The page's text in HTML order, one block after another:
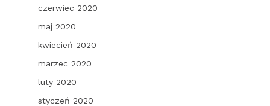
czerwiec 2020
maj 2020
kwiecień 2020
marzec 2020
luty 2020
styczeń 2020